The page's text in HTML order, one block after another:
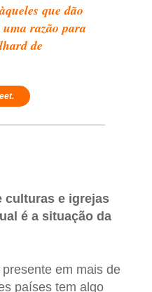
que dão
razão para
de
culturas e igrejas
é a situação da
presente em mais de
países tem algo